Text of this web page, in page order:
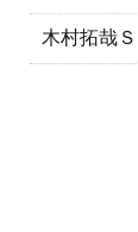
木村拓哉